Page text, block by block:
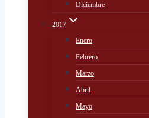
Diciembre
2017
Enero
Febrero
Marzo
Abril
Mayo